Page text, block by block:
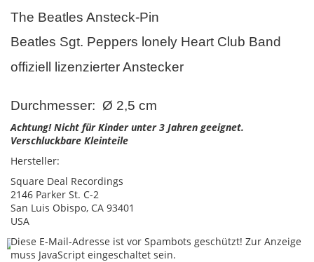
The Beatles Ansteck-Pin
Beatles Sgt. Peppers lonely Heart Club Band
offiziell lizenzierter Anstecker
Durchmesser: Ø 2,5 cm
Achtung! Nicht für Kinder unter 3 Jahren geeignet.
Verschluckbare Kleinteile
Hersteller:
Square Deal Recordings
2146 Parker St. C-2
San Luis Obispo, CA 93401
USA
Diese E-Mail-Adresse ist vor Spambots geschützt! Zur Anzeige
muss JavaScript eingeschaltet sein.